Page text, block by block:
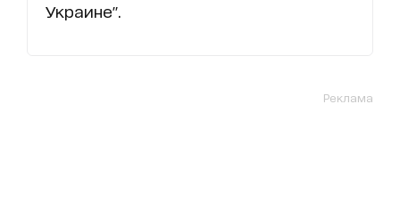
Украине".
Реклама